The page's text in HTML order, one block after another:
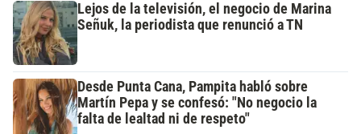
Lejos de la televisión, el negocio de Marina
Señuk, la periodista que renunció a TN
Desde Punta Cana, Pampita habló sobre
Martín Pepa y se confesó: "No negocio la
falta de lealtad ni de respeto"